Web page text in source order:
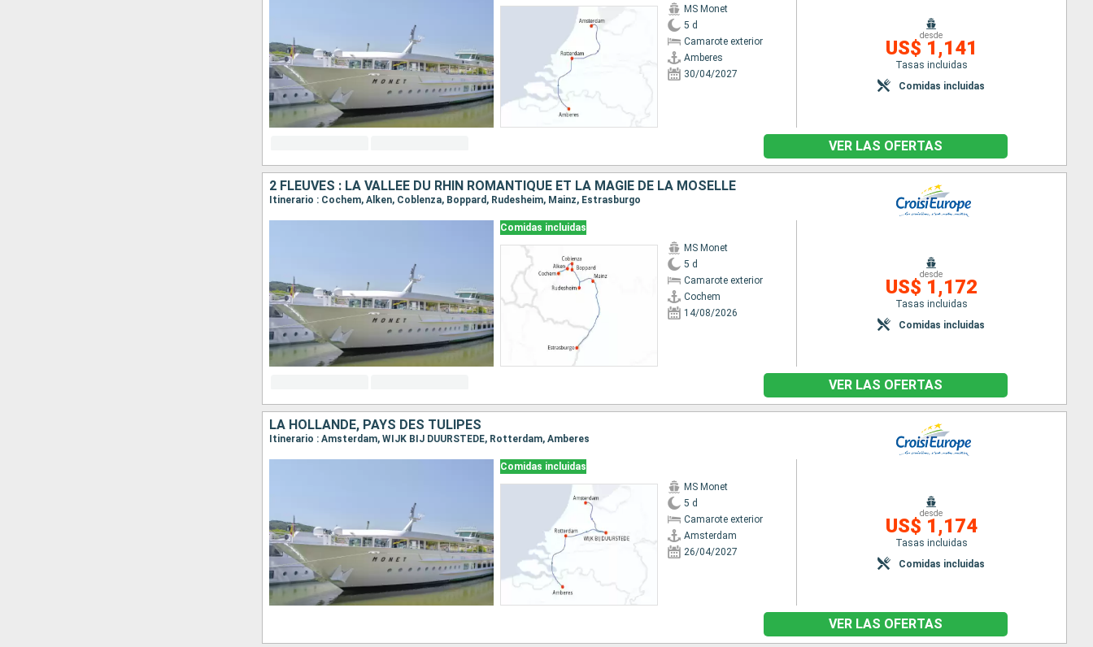
MS Monet
5 d
Camarote exterior
Amberes
30/04/2027
desde
US$ 1,141
Tasas incluidas
Comidas incluidas
VER LAS OFERTAS
2 FLEUVES : LA VALLÉE DU RHIN ROMANTIQUE ET LA MAGIE DE LA MOSELLE
Itinerario : Cochem, Alken, Coblenza, Boppard, Rudesheim, Mainz, Estrasburgo
Comidas incluidas
MS Monet
5 d
Camarote exterior
Cochem
14/08/2026
desde
US$ 1,172
Tasas incluidas
Comidas incluidas
VER LAS OFERTAS
LA HOLLANDE, PAYS DES TULIPES
Itinerario : Amsterdam, WIJK BIJ DUURSTEDE, Rotterdam, Amberes
Comidas incluidas
MS Monet
5 d
Camarote exterior
Amsterdam
26/04/2027
desde
US$ 1,174
Tasas incluidas
Comidas incluidas
VER LAS OFERTAS